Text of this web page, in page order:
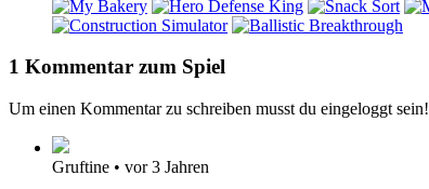
1 Kommentar zum Spiel
Um einen Kommentar zu schreiben musst du eingeloggt sein!
Gruftine • vor 3 Jahren